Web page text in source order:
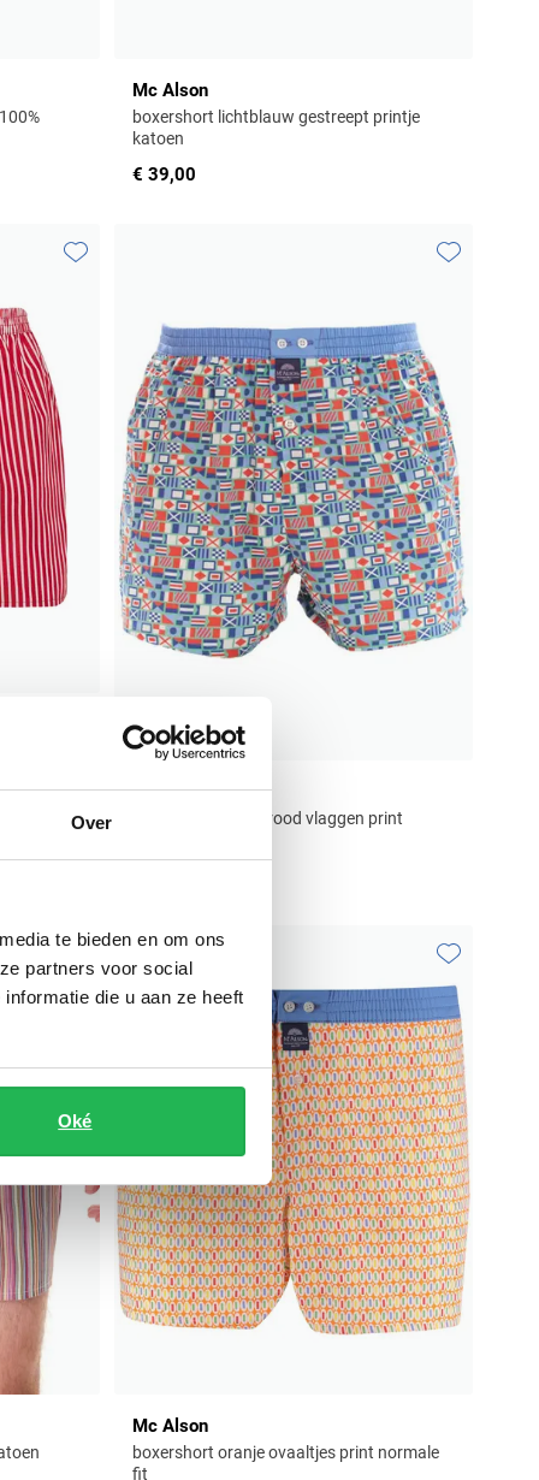
Over
te bieden en om ons
partners voor social
die u aan ze heeft
Oké
Mc Alson
boxershort lichtblauw gestreept printje
katoen
€ 39,00
Mc Alson
boxershort blauw rood vlaggen print
Toevoegen aan favorieten
Mc Alson
boxershort oranje ovaaltjes print normale
fit
Toevoegen